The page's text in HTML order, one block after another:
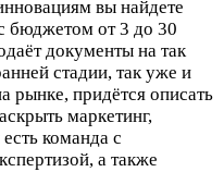
вы найдете
бюджетом от 3 до 30
документы на так
стадии, так уже и
рынке, придётся описать
маркетинг,
команда с
а также